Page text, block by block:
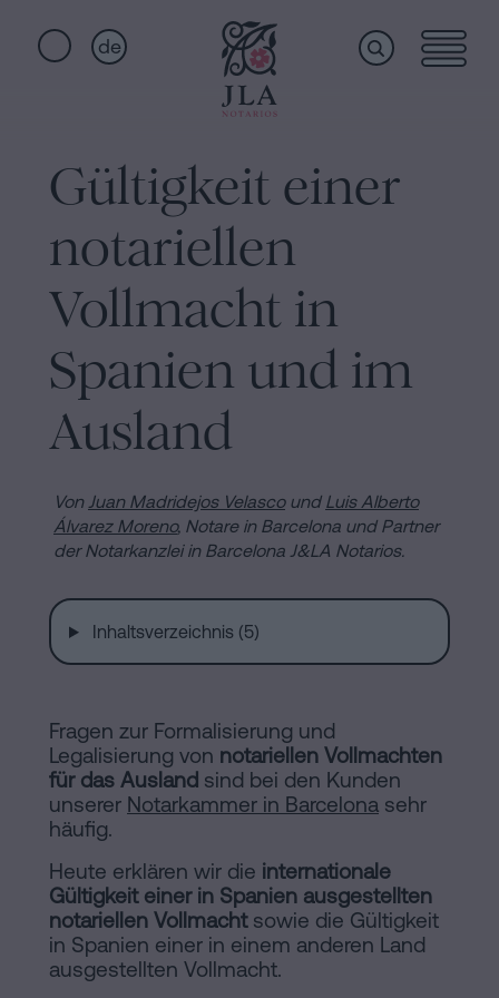
de
Dienstleistungen
Wer
wir
sind
Installationen
Online-
Notariat
Blog
Kontaktieren
Rechtlicher
Staatsbürgerschaftseid
für
Erbschaften
in
Kaufvertrag
Barcelona
Auflösung
einer
Notariat
Handels-
und
Eine
Erbschaft
in
fünf
Gültigkeit einer
notariellen
Vollmacht in
Spanien und im
Ausland
Von Juan Madridejos Velascound Luis Alberto
Álvarez Moreno, Notare in Barcelona und Partner
der Notarkanzlei in Barcelona J&LA Notarios.
Inhaltsverzeichnis (5)
Fragen zur Formalisierung und
Legalisierung von notariellen Vollmachten
für das Ausland sind bei den Kunden
unserer Notarkammer in Barcelona sehr
häufig.
Heute erklären wir die internationale
Gültigkeit einer in Spanien ausgestellten
notariellen Vollmachtsowie die Gültigkeit
in Spanien einer in einem anderen Land
ausgestellten Vollmacht.